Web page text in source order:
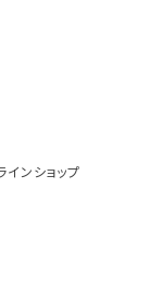
ンショップ